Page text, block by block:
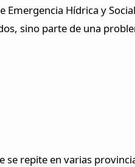
Emergencia Hídrica y
sino parte de una
se repite en varias